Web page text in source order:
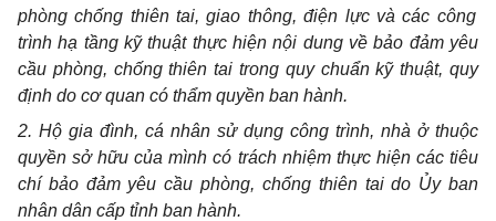
phòng chống thiên tai, giao thông, điện lực và các công
trình hạ tầng kỹ thuật thực hiện nội dung về bảo đảm yêu
cầu phòng, chống thiên tai trong quy chuẩn kỹ thuật, quy
định do cơ quan có thẩm quyền ban hành.
2. Hộ gia đình, cá nhân sử dụng công trình, nhà ở thuộc
quyền sở hữu của mình có trách nhiệm thực hiện các tiêu
chí bảo đảm yêu cầu phòng, chống thiên tai do Ủy ban
nhân dân cấp tỉnh ban hành.